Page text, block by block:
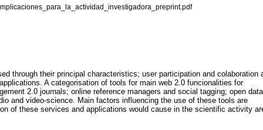
through their principal characteristics; user participation and colaboration
A categorisation of tools for main web 2.0 funcionalities for
2.0 journals; online reference managers and social tagging; open data
and video-science. Main factors influencing the use of these tools are
of these services and applications would cause in the scientific activity